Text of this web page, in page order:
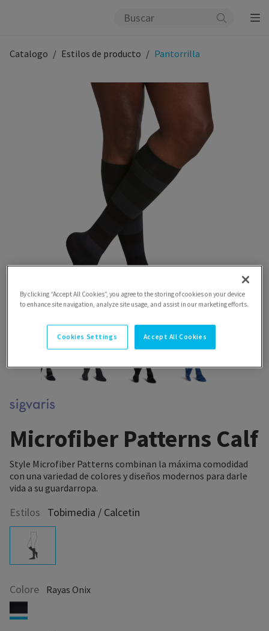
Catalogo Estilos de producto Pantorrilla
Microfiber Patterns Calf
Style Microfiber Patterns combinan la máxima comodidad
con una variedad de colores y diseños modernos para darle
vida a su guardarropa.
Estilos Tobimedia / Calcetin
Colore Rayas Onix
By clicking “Accept All Cookies”, you agree to the storing of cookies on your device
to enhance site navigation, analyze site usage, and assist in our marketing efforts.
Cookies Settings Accept All Cookies